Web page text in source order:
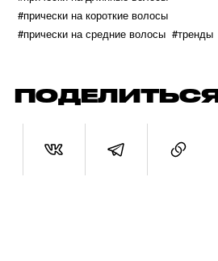
#прически на короткие волосы
#прически на средние волосы #тренды